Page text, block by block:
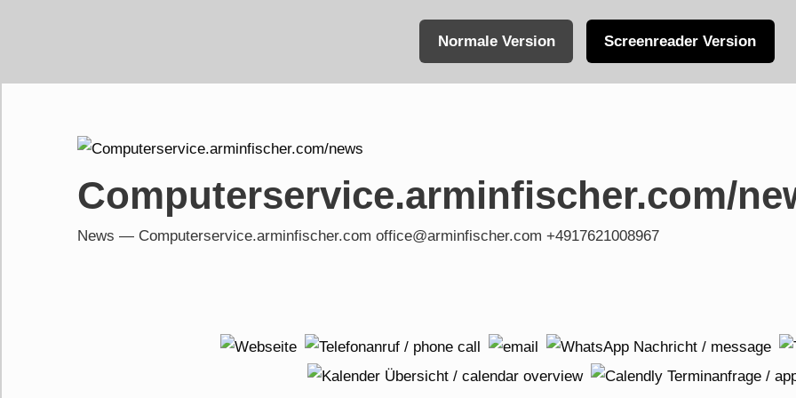
Normale Version Screenreader Version
content
Computerservice.arminfischer.com/
News — Computerservice.arminfischer.com office@arminfischer.com +4917621008967